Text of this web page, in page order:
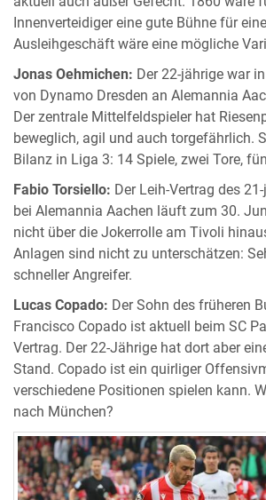
Innenverteidiger eine gute Bühne für
Ausleihgeschäft wäre eine mögliche
Jonas Oehmichen: Der 22-jährige war
von Dynamo Dresden an Alemannia
Der zentrale Mittelfeldspieler hat
beweglich, agil und auch torgefährlich.
Bilanz in Liga 3: 14 Spiele, zwei Tore,
Fabio Torsiello: Der Leih-Vertrag des
bei Alemannia Aachen läuft zum 30.
nicht über die Jokerrolle am Tivoli
Anlagen sind nicht zu unterschätzen:
schneller Angreifer.
Lucas Copado: Der Sohn des früheren
Francisco Copado ist aktuell beim SC
Vertrag. Der 22-Jährige hat dort aber
Stand. Copado ist ein quirliger
verschiedene Positionen spielen kann.
nach München?